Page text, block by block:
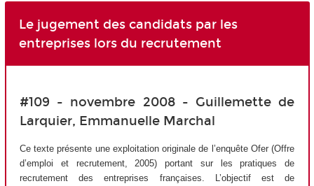
Le jugement des candidats par les
entreprises lors du recrutement
#109 - novembre 2008 - Guillemette de
Larquier, Emmanuelle Marchal
Ce texte présente une exploitation originale de l’enquête Ofer (Offre
d’emploi et recrutement, 2005) portant sur les pratiques de
recrutement des entreprises françaises. L’objectif est de